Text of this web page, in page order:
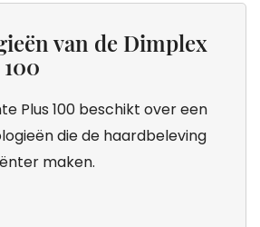
van de Dimplex
Plus 100 beschikt over een
die de haardbeleving
maken.